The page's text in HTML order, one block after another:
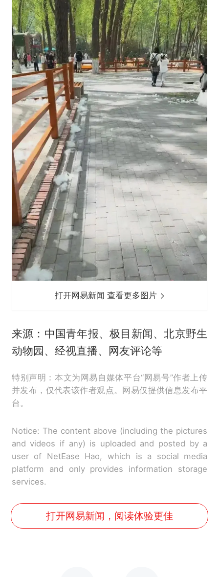
打开网易新闻 查看更多图片
来源：中国青年报、极目新闻、北京野生
动物园、经视直播、网友评论等
特别声明：本文为网易自媒体平台“网易号”作者上传
并发布，仅代表该作者观点。网易仅提供信息发布平
台。
Notice: The content above (including the pictures
and videos if any) is uploaded and posted by a
user of NetEase Hao, which is a social media
platform and only provides information storage
services.
打开网易新闻，阅读体验更佳